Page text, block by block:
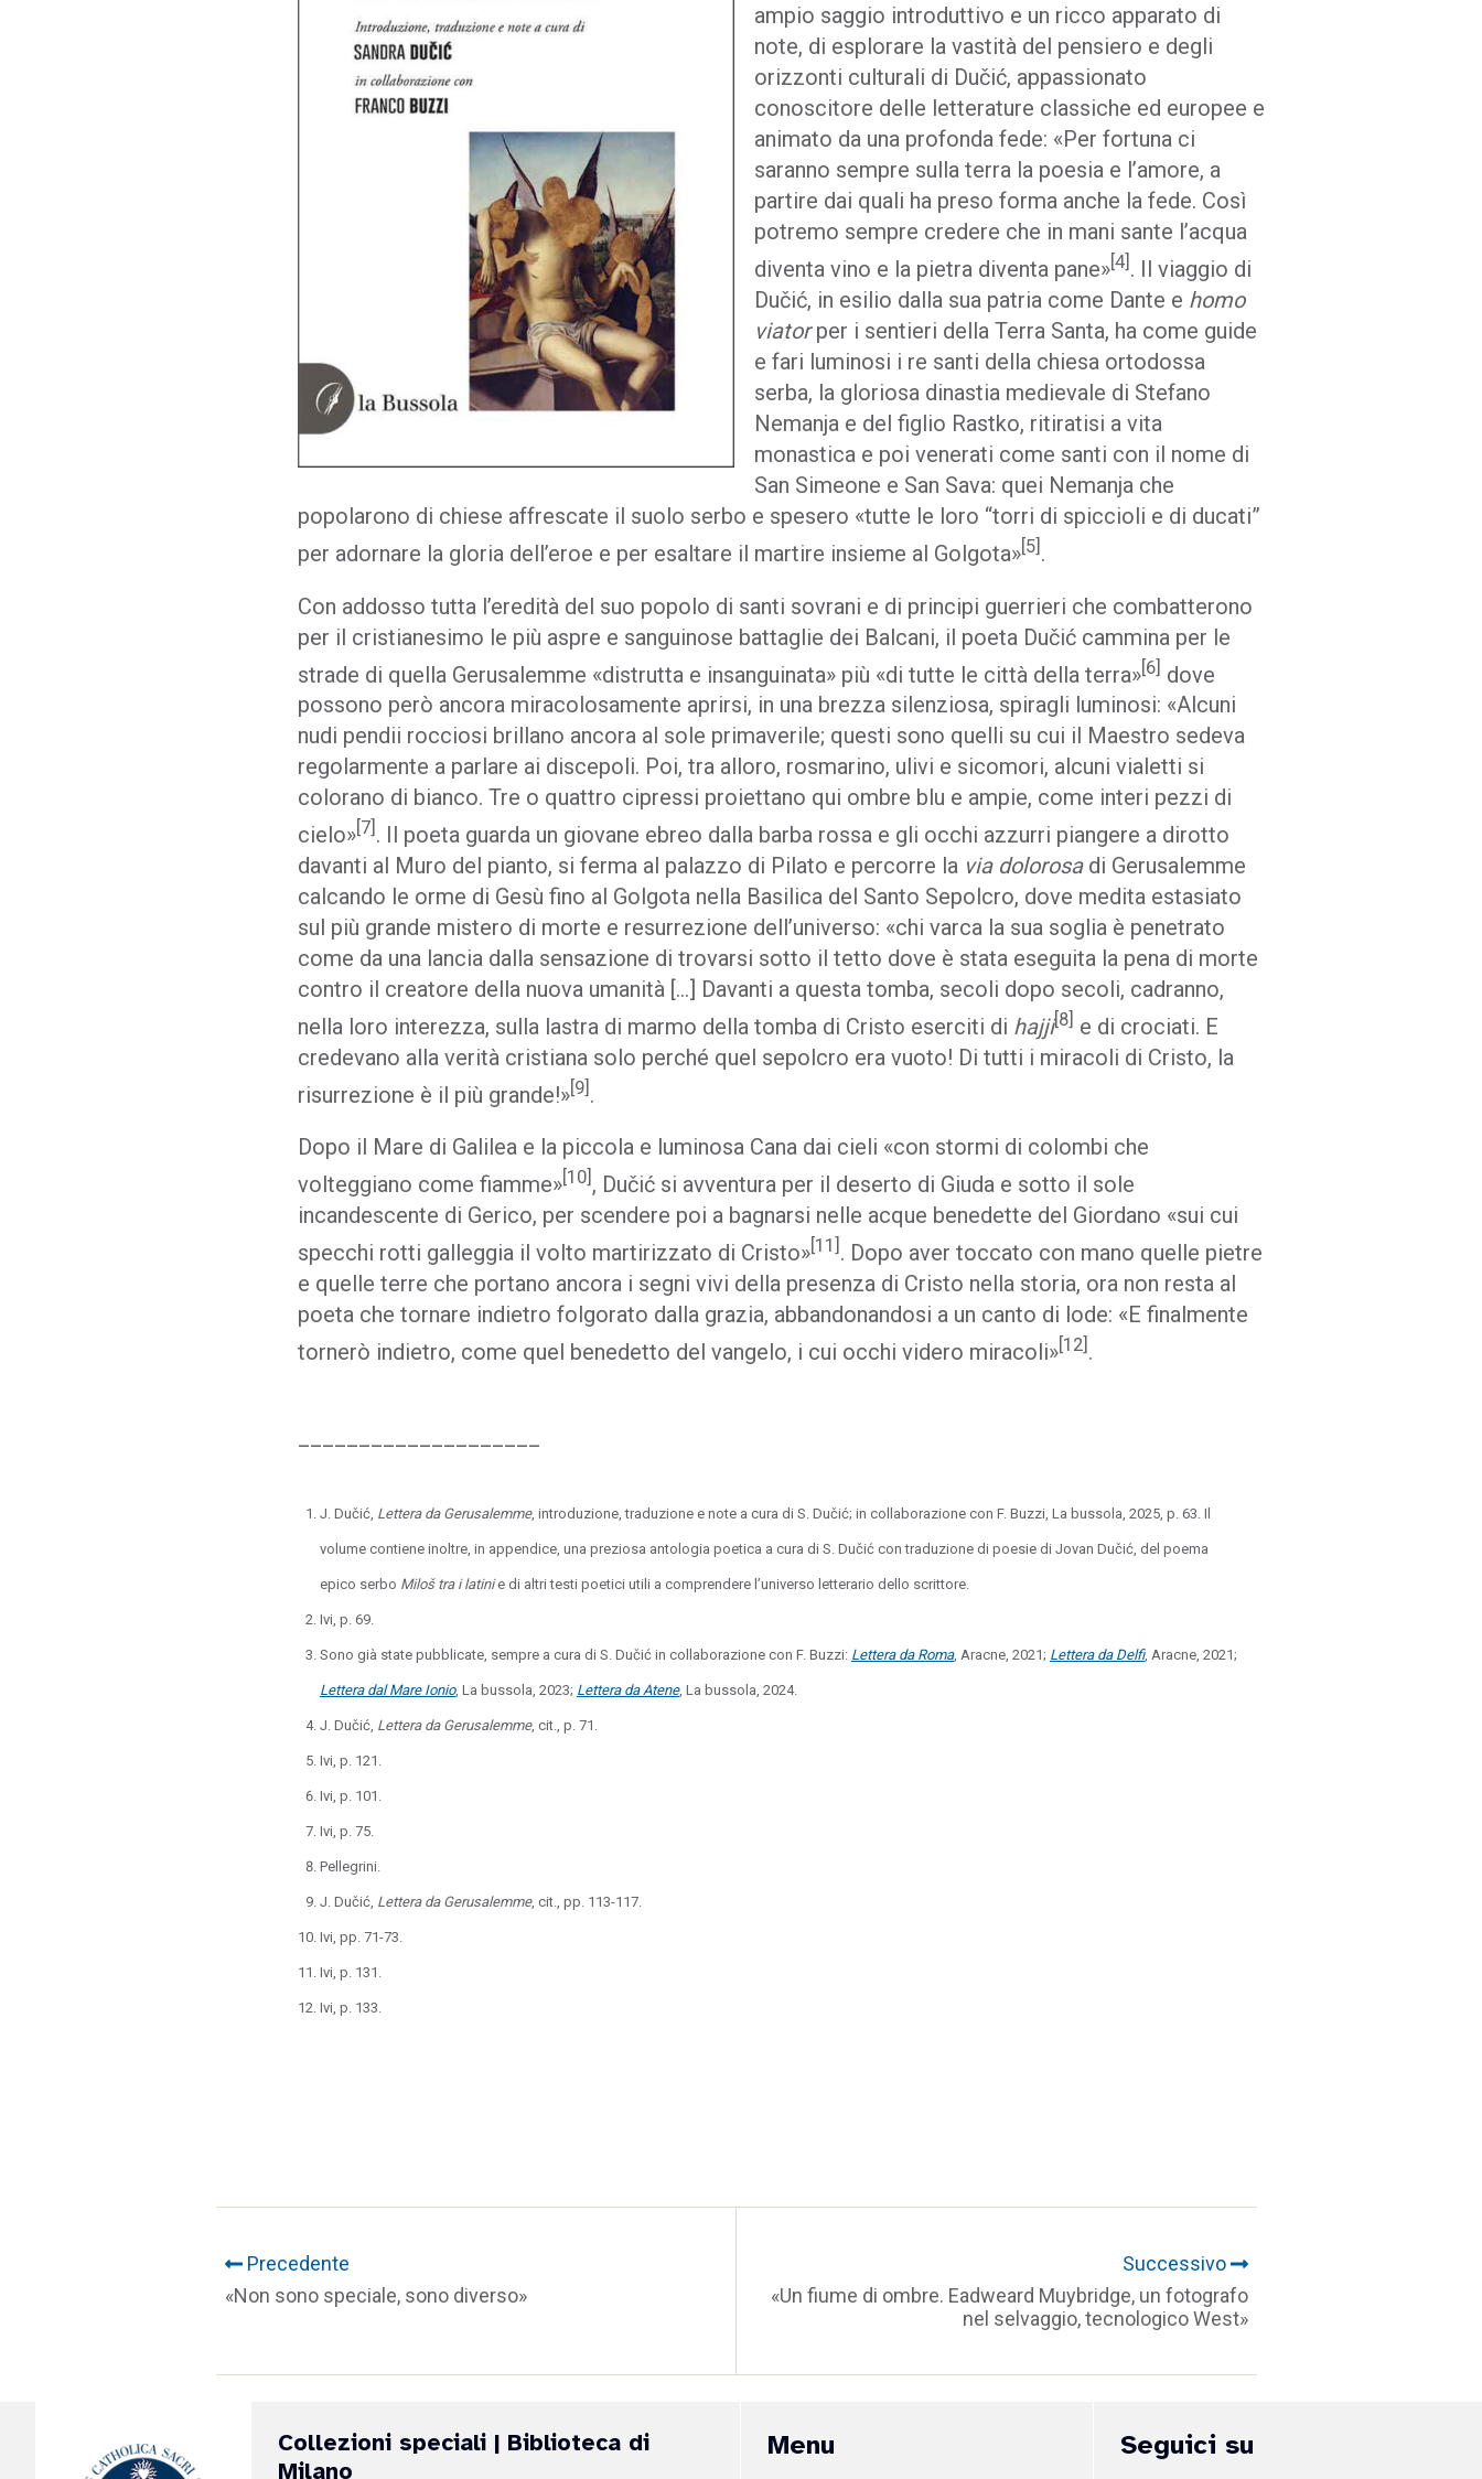
ampio saggio introduttivo e un ricco apparato di
note, di esplorare la vastità del pensiero e degli
orizzonti culturali di Dučić, appassionato
conoscitore delle letterature classiche ed europee e
animato da una profonda fede: «Per fortuna ci
saranno sempre sulla terra la poesia e l’amore, a
partire dai quali ha preso forma anche la fede. Così
potremo sempre credere che in mani sante l’acqua
diventa vino e la pietra diventa pane» [4] . Il viaggio di
Dučić, in esilio dalla sua patria come Dante e homo
viatorper i sentieri della Terra Santa, ha come guide
e fari luminosi i re santi della chiesa ortodossa
serba, la gloriosa dinastia medievale di Stefano
Nemanja e del figlio Rastko, ritiratisi a vita
monastica e poi venerati come santi con il nome di
San Simeone e San Sava: quei Nemanja che
popolarono di chiese affrescate il suolo serbo e spesero «tutte le loro “torri di spiccioli e di ducati”
per adornare la gloria dell’eroe e per esaltare il martire insieme al Golgota»[5] .
Con addosso tutta l’eredità del suo popolo di santi sovrani e di principi guerrieri che combatterono
per il cristianesimo le più aspre e sanguinose battaglie dei Balcani, il poeta Dučić cammina per le
strade di quella Gerusalemme «distrutta e insanguinata» più «di tutte le città della terra»[6] dove
possono però ancora miracolosamente aprirsi, in una brezza silenziosa, spiragli luminosi: «Alcuni
nudi pendii rocciosi brillano ancora al sole primaverile; questi sono quelli su cui il Maestro sedeva
regolarmente a parlare ai discepoli. Poi, tra alloro, rosmarino, ulivi e sicomori, alcuni vialetti si
colorano di bianco. Tre o quattro cipressi proiettano qui ombre blu e ampie, come interi pezzi di
cielo» [7] . Il poeta guarda un giovane ebreo dalla barba rossa e gli occhi azzurri piangere a dirotto
davanti al Muro del pianto, si ferma al palazzo di Pilato e percorre la via dolorosadi Gerusalemme
calcando le orme di Gesù fino al Golgota nella Basilica del Santo Sepolcro, dove medita estasiato
sul più grande mistero di morte e resurrezione dell’universo: «chi varca la sua soglia è penetrato
come da una lancia dalla sensazione di trovarsi sotto il tetto dove è stata eseguita la pena di morte
contro il creatore della nuova umanità […] Davanti a questa tomba, secoli dopo secoli, cadranno,
nella loro interezza, sulla lastra di marmo della tomba di Cristo eserciti di hajji[8] e di crociati. E
credevano alla verità cristiana solo perché quel sepolcro era vuoto! Di tutti i miracoli di Cristo, la
risurrezione è il più grande!»[9] .
Dopo il Mare di Galilea e la piccola e luminosa Cana dai cieli «con stormi di colombi che
volteggiano come fiamme» [10] , Dučić si avventura per il deserto di Giuda e sotto il sole
incandescente di Gerico, per scendere poi a bagnarsi nelle acque benedette del Giordano «sui cui
specchi rotti galleggia il volto martirizzato di Cristo»[11] . Dopo aver toccato con mano quelle pietre
e quelle terre che portano ancora i segni vivi della presenza di Cristo nella storia, ora non resta al
poeta che tornare indietro folgorato dalla grazia, abbandonandosi a un canto di lode: «E finalmente
tornerò indietro, come quel benedetto del vangelo, i cui occhi videro miracoli»[12] .
J. Dučić, Lettera da Gerusalemme, introduzione, traduzione e note a cura di S. Dučić; in collaborazione con F. Buzzi, La bussola, 2025, p. 63. Il
volume contiene inoltre, in appendice, una preziosa antologia poetica a cura di S. Dučić con traduzione di poesie di Jovan Dučić, del poema
epico serbo Miloš tra i latinie di altri testi poetici utili a comprendere l’universo letterario dello scrittore.
Ivi, p. 69.
Sono già state pubblicate, sempre a cura di S. Dučić in collaborazione con F. Buzzi: Lettera da Roma, Aracne, 2021; Lettera da Delfi, Aracne, 2021;
Lettera dal Mare Ionio, La bussola, 2023; Lettera da Atene, La bussola, 2024.
J. Dučić, Lettera da Gerusalemme, cit., p. 71.
Ivi, p. 121.
Ivi, p. 101.
Ivi, p. 75.
Pellegrini.
J. Dučić, Lettera da Gerusalemme, cit., pp. 113-117.
Ivi, pp. 71-73.
Ivi, p. 131.
Ivi, p. 133.
Precedente
«Non sono speciale, sono diverso»
Successivo
«Un fiume di ombre. Eadweard Muybridge, un fotografo
nel selvaggio, tecnologico West»
Collezioni speciali | Biblioteca di
Milano
Menu Seguici su